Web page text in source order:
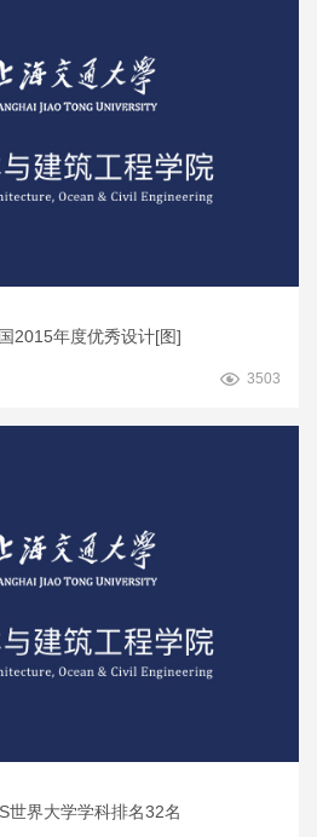
2015年度优秀设计[图]
3503
世界大学学科排名32名